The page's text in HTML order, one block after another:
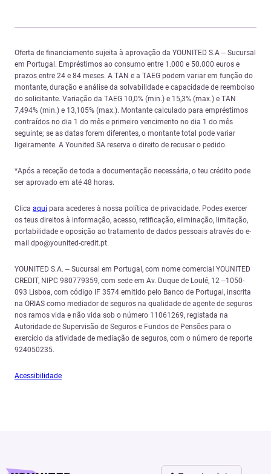
Oferta de financiamento sujeita à aprovação da YOUNITED S.A – Sucursal
em Portugal. Empréstimos ao consumo entre 1.000 e 50.000 euros e
prazos entre 24 e 84 meses. A TAN e a TAEG podem variar em função do
montante, duração e análise da solvabilidade e capacidade de reembolso
do solicitante. Variação da TAEG 10,0% (min.) e 15,3% (max.) e TAN
7,494% (min.) e 13,105% (max.). Montante calculado para empréstimos
contraídos no dia 1 do mês e primeiro vencimento no dia 1 do mês
seguinte; se as datas forem diferentes, o montante total pode variar
ligeiramente. A Younited SA reserva o direito de recusar o pedido.
*Após a receção de toda a documentação necessária, o teu crédito pode
ser aprovado em até 48 horas.
Clica aqui para acederes à nossa política de privacidade. Podes exercer
os teus direitos à informação, acesso, retificação, eliminação, limitação,
portabilidade e oposição ao tratamento de dados pessoais através do e-
mail dpo@younited-credit.pt.
YOUNITED S.A. – Sucursal em Portugal, com nome comercial YOUNITED
CREDIT, NIPC 980779359, com sede em Av. Duque de Loulé, 12 –1050-
093 Lisboa, com código IF 3574 emitido pelo Banco de Portugal, inscrita
na ORIAS como mediador de seguros na qualidade de agente de seguros
nos ramos vida e não vida sob o número 11061269, registada na
Autoridade de Supervisão de Seguros e Fundos de Pensões para o
exercício da atividade de mediação de seguros, com o número de reporte
924050235.
Acessibilidade